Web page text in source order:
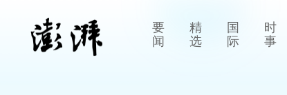
要
闻
精
选
国
际
时
事